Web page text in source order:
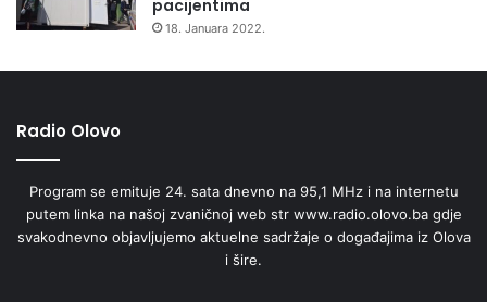
pacijentima
18. Januara 2022.
Radio Olovo
Program se emituje 24. sata dnevno na 95,1 MHz i na internetu
putem linka na našoj zvaničnoj web str www.radio.olovo.ba gdje
svakodnevno objavljujemo aktuelne sadržaje o događajima iz Olova
i šire.